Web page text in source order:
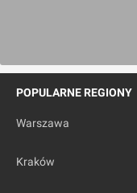
POPULARNE REGIONY
Warszawa
Kraków